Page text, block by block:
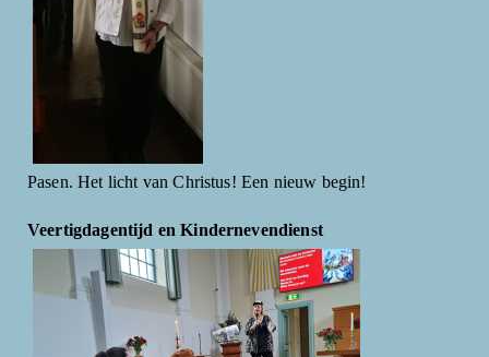
Pasen. Het licht van Christus! Een nieuw begin!
Veertigdagentijd en Kindernevendienst